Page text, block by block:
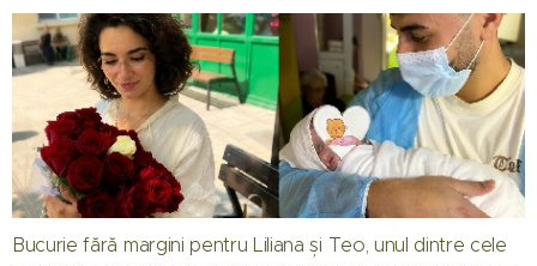
Bucurie fără margini pentru Liliana și Teo, unul dintre cele